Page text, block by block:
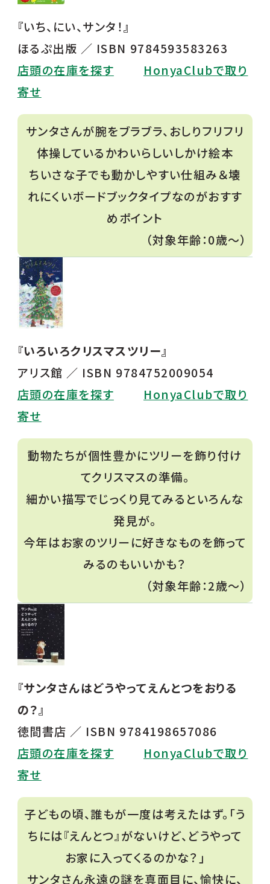
『いち、にい、サンタ！』
ほるぷ出版 ／ ISBN 9784593583263
店頭の在庫を探す
HonyaClubで取り
寄せ
サンタさんが腕をブラブラ、おしりフリフリ
体操しているかわいらしいしかけ絵本
ちいさな子でも動かしやすい仕組み＆壊
れにくいボードブックタイプなのがおすす
めポイント
（対象年齢：0歳〜）
『いろいろクリスマスツリー』
アリス館 ／ ISBN 9784752009054
店頭の在庫を探す
HonyaClubで取り
寄せ
動物たちが個性豊かにツリーを飾り付け
てクリスマスの準備。
細かい描写でじっくり見てみるといろんな
発見が。
今年はお家のツリーに好きなものを飾って
みるのもいいかも？
（対象年齢：2歳〜）
『サンタさんはどうやってえんとつをおりる
の？』
徳間書店 ／ ISBN 9784198657086
店頭の在庫を探す
HonyaClubで取り
寄せ
子どもの頃、誰もが一度は考えたはず。「う
ちには『えんとつ』がないけど、どうやって
お家に入ってくるのかな？」
サンタさん永遠の謎を真面目に、愉快に、